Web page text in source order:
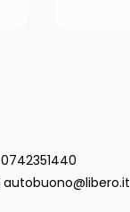
0742351440
autobuono@libero.it